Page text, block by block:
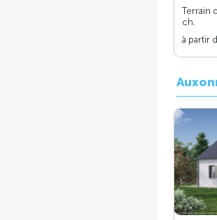
Terrain
ch.
à partir